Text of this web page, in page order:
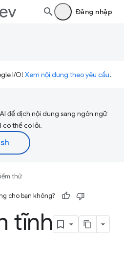
Đăng nhập
I/O! Xem nội dung theo yêu cầu.
để dịch nội dung sang ngôn ngữ
có thể có lỗi.
thử
cho bạn không?
tĩnh